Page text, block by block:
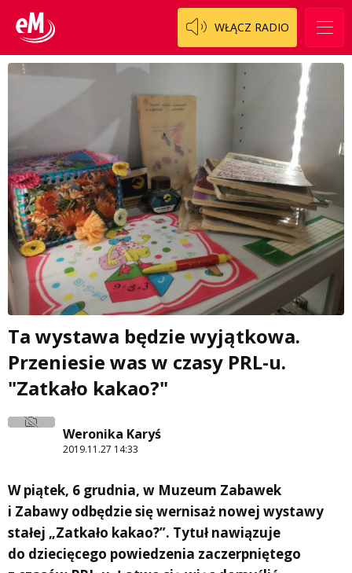
WŁĄCZ RADIO
Ta wystawa będzie wyjątkowa.
Przeniesie was w czasy PRL-u.
"Zatkało kakao?"
Weronika Karyś
2019.11.27 14:33
W piątek, 6 grudnia, w Muzeum Zabawek
i Zabawy odbędzie się wernisaż nowej wystawy
stałej „Zatkało kakao?”. Tytuł nawiązuje
do dziecięcego powiedzenia zaczerpniętego